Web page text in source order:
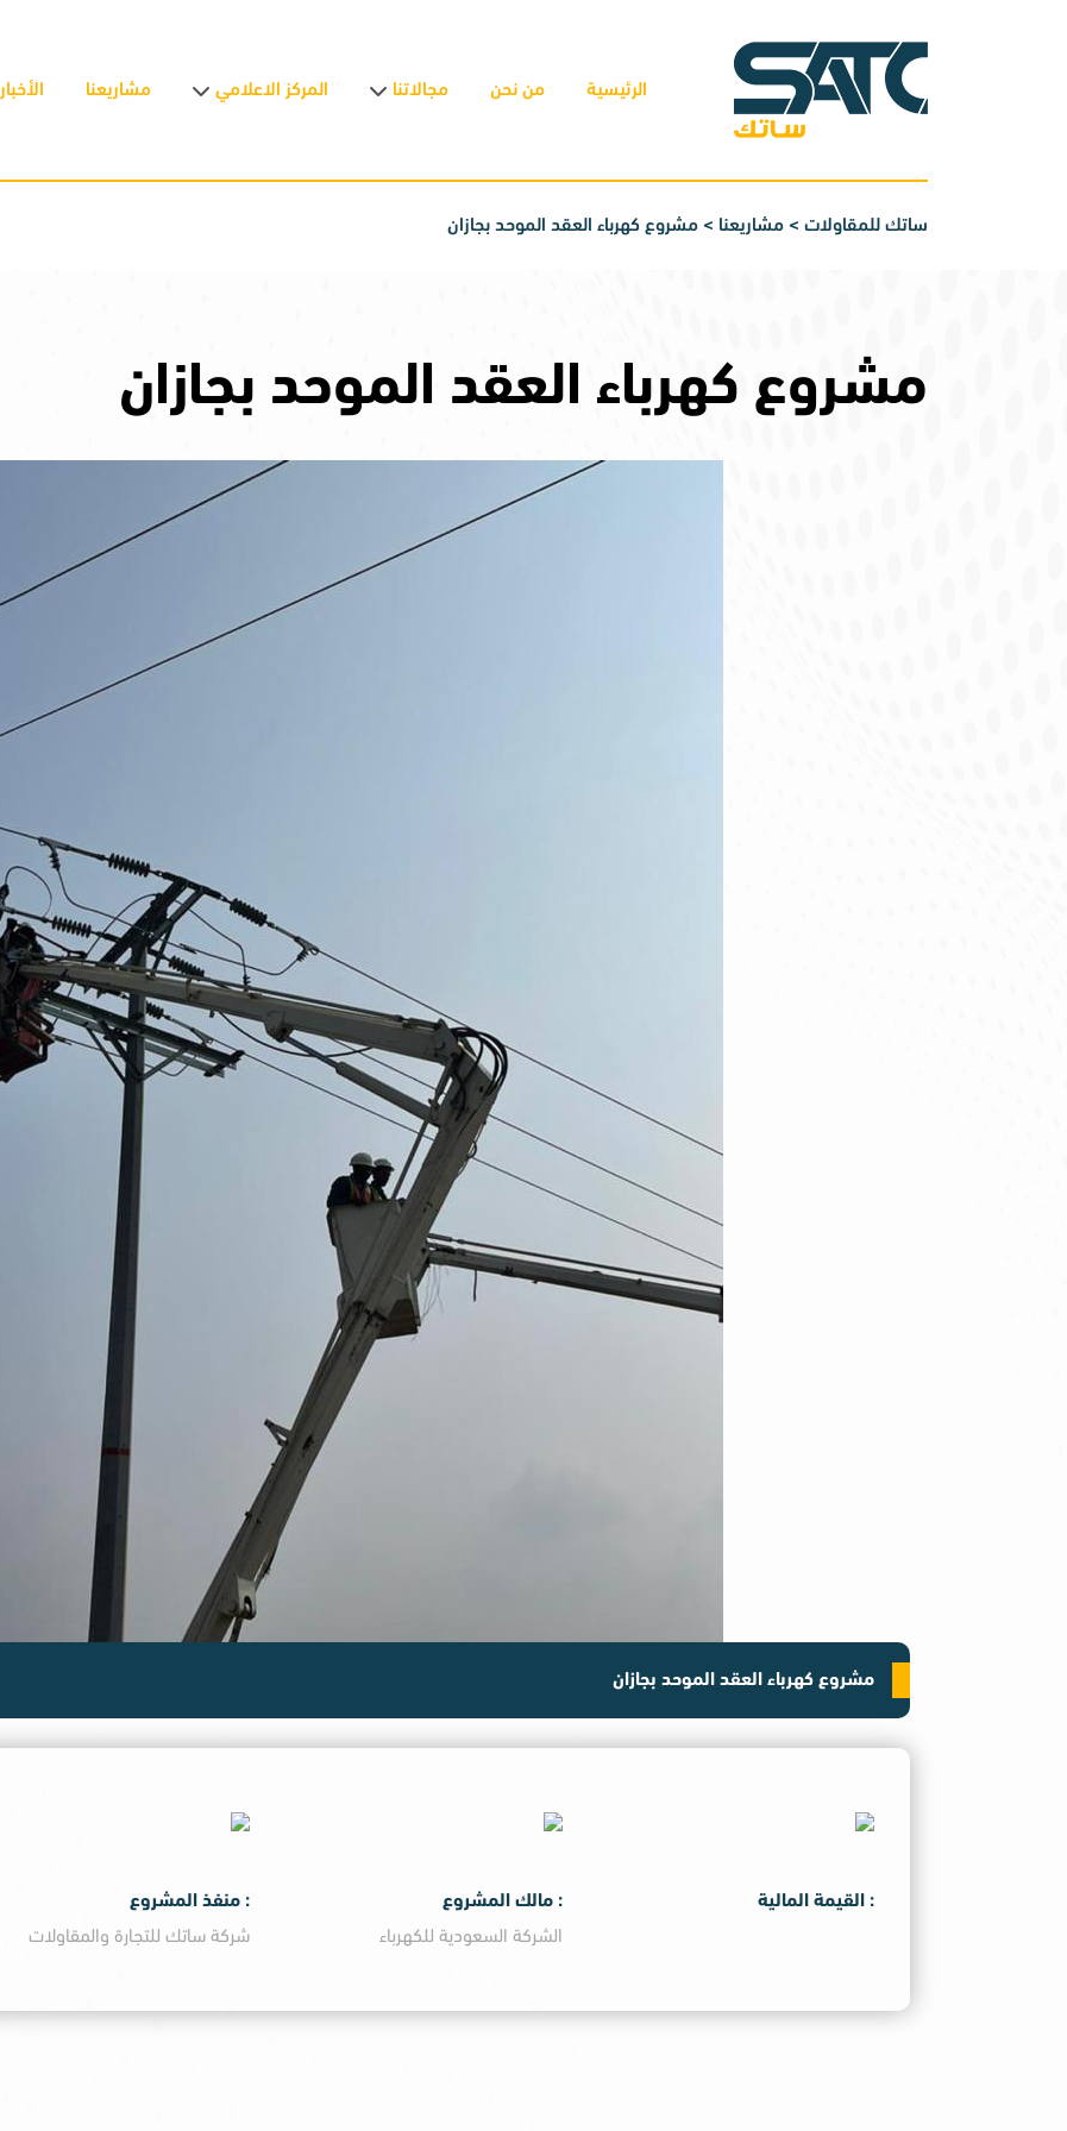
الرئيسية من نحن مجالاتنا المركز الاعلامي مشاريعنا الأخبار
ساتك للمقاولات > مشاريعنا > مشروع كهرباء العقد الموحد بجازان
مشروع كهرباء العقد الموحد بجازان
مشروع كهرباء العقد الموحد بجازان
: القيمة المالية
: مالك المشروع
الشركة السعودية للكهرباء
: منفذ المشروع
شركة ساتك للتجارة والمقاولات